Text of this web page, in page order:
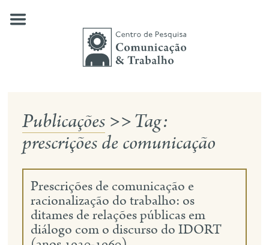
quem somos
nossas pesquisas
notícias
eventos
contato
Publicações >>Tag:
prescrições de comunicação
Prescrições de comunicação e
racionalização do trabalho: os
ditames de relações públicas em
diálogo com o discurso do IDORT